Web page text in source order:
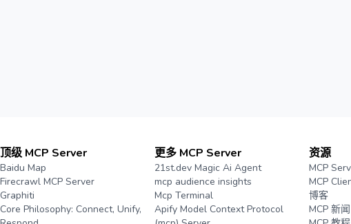
顶级 MCP Server
Baidu Map
Firecrawl MCP Server
Graphiti
Core Philosophy: Connect, Unify,
更多 MCP Server
21st.dev Magic Ai Agent
mcp audience insights
Mcp Terminal
Apify Model Context Protocol
资源
MCP
MCP
博客
MCP 新闻